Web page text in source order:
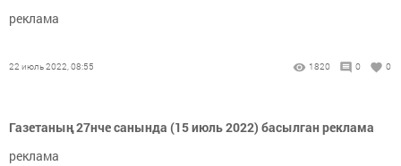
реклама
22 июль 2022, 08:55 1820 0 0
Газетаның 27нче санында (15 июль 2022) басылган реклама
реклама